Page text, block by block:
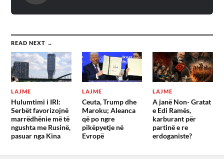
READ NEXT →
LAJME
Hulumtimi i IRI:
Serbët favorizojnë
marrëdhënie më të
ngushta me Rusinë,
pasuar nga Kina
LAJME
Ceuta, Trump dhe
Maroku; Aleanca
që po ngre
pikëpyetje në
Evropë
LAJME
A janë Non- Gratat
e Edi Ramës,
karburant për
partinë e re
erdoganiste?